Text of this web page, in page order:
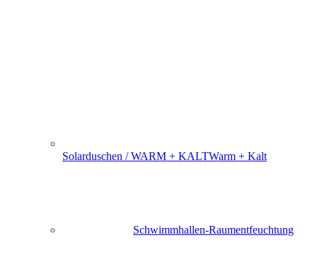
Solarduschen / WARM + KALTWarm + Kalt
Schwimmhallen-Raumentfeuchtung